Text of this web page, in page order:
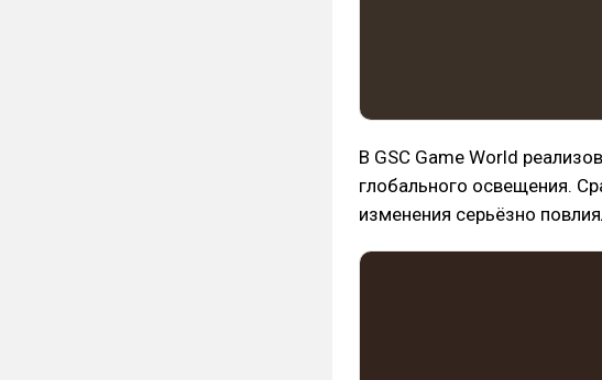
В GSC Game World
глобального освещения.
изменения серьёзно